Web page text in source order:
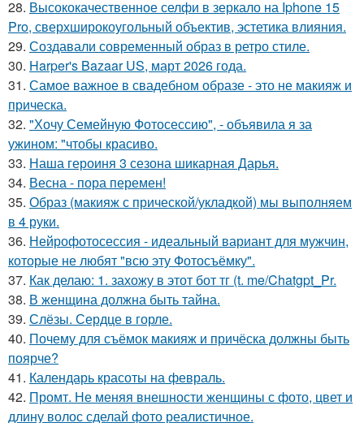
28. Высококачественное селфи в зеркало на Iphone 15
Pro, сверхширокоугольный объектив, эстетика влияния.
29. Создавали современный образ в ретро стиле.
30. Harper's Bazaar US, март 2026 года.
31. Самое важное в свадебном образе - это не макияж и
прическа.
32. "Хочу Семейную Фотосессию", - объявила я за
ужином: "чтобы красиво.
33. Наша героиня 3 сезона шикарная Дарья.
34. Весна - пора перемен!
35. Образ (макияж с прической/укладкой) мы выполняем
в 4 руки.
36. Нейрофотосессия - идеальный вариант для мужчин,
которые не любят "всю эту Фотосъёмку".
37. Как делаю: 1. захожу в этот бот тг (t. me/Chatgpt_Pr.
38. В женщина должна быть тайна.
39. Слёзы. Сердце в горле.
40. Почему для съёмок макияж и причёска должны быть
поярче?
41. Календарь красоты на февраль.
42. Промт. Не меняя внешности женщины с фото, цвет и
длину волос сделай фото реалистичное.